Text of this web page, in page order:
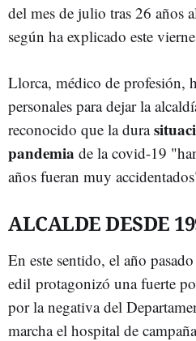
del mes de julio tras 26 años
según ha explicado este
Llorca, médico de profesión,
personales para dejar la
reconocido que la dura
pandemia de la covid-19
años fueran muy
ALCALDE DESDE
En este sentido, el año
edil protagonizó una fuerte
por la negativa del
marcha el hospital de